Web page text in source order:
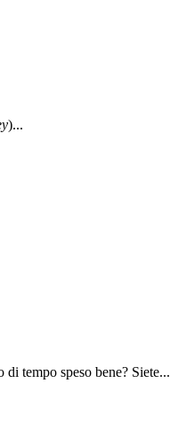
)...
tempo speso bene? Siete...